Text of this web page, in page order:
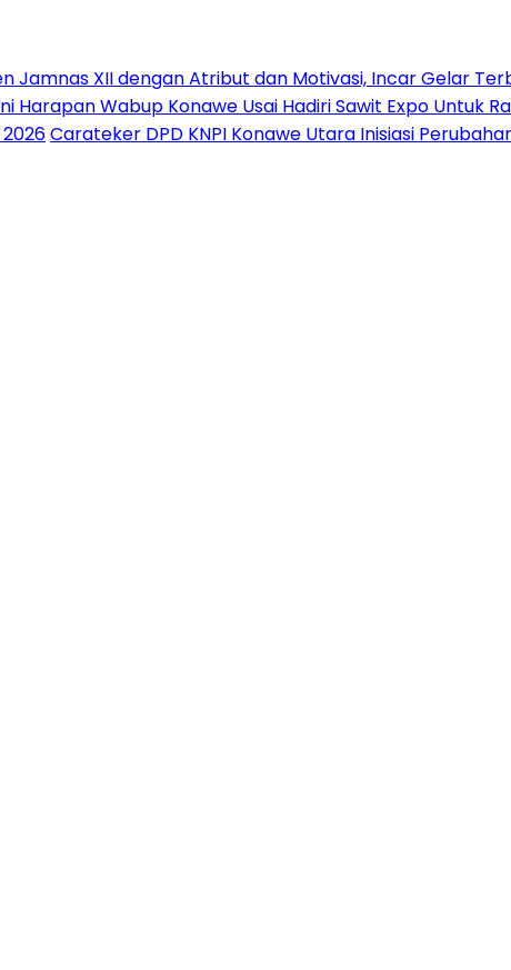
Jamnas XII dengan Atribut dan Motivasi, Incar Gelar
Harapan Wabup Konawe Usai Hadiri Sawit Expo Untuk
Carateker DPD KNPI Konawe Utara Inisiasi